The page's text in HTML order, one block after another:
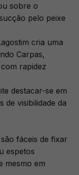
sobre o
pelo peixe
cria uma
Carpas,
rapidez
destacar-se em
de visibilidade da
fáceis de fixar
espetos
mesmo em